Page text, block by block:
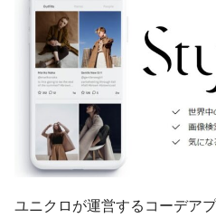
ユニクロが運営するコーデア